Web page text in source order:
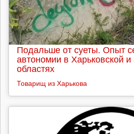
Подальше от суеты. Опыт
автономии в Харьковской
областях
Товарищ из Харькова